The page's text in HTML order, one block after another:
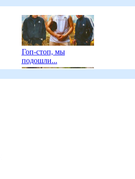
Гоп-стоп, мы
подошли...